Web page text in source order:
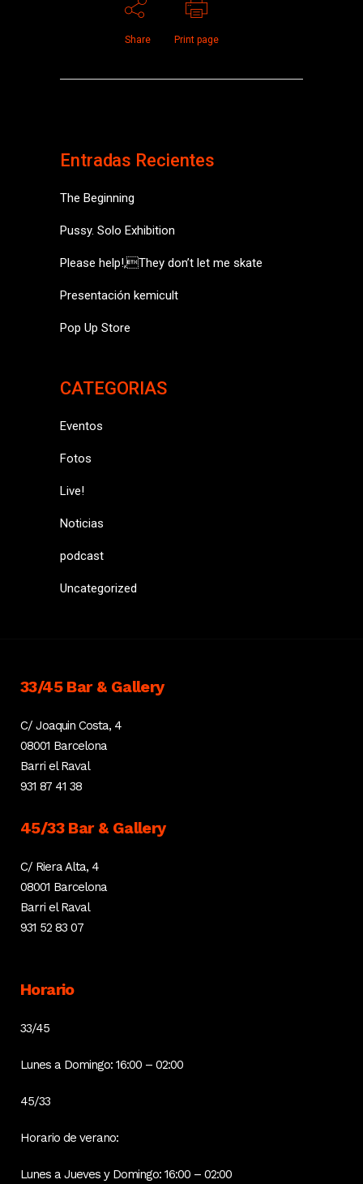
Share Print page
Entradas Recientes
The Beginning
Pussy. Solo Exhibition
Please help!,They don’t let me skate
Presentación kemicult
Pop Up Store
CATEGORIAS
Eventos
Fotos
Live!
Noticias
podcast
Uncategorized
33/45 Bar & Gallery
C/ Joaquin Costa, 4
08001 Barcelona
Barri el Raval
931 87 41 38
45/33 Bar & Gallery
C/ Riera Alta, 4
08001 Barcelona
Barri el Raval
931 52 83 07
Horario
33/45
Lunes a Domingo: 16:00 – 02:00
45/33
Horario de verano:
Lunes a Jueves y Domingo: 16:00 – 02:00